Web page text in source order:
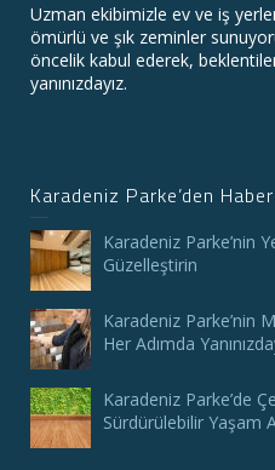
Uzman ekibimizle ev ve iş
ömürlü ve şık zeminler
öncelik kabul ederek,
yanınızdayız.
Karadeniz Parke’den
Karadeniz Parke’nin
Güzelleştirin
Karadeniz Parke’nin
Her Adımda
Karadeniz Parke’de
Sürdürülebilir Yaşam